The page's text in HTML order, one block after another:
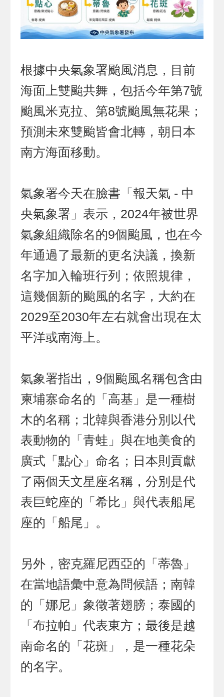
根據中央氣象署颱風消息，目前
海面上雙颱共舞，包括今年第7號
颱風米克拉、第8號颱風無花果；
預測未來雙颱皆會北轉，朝日本
南方海面移動。
氣象署今天在臉書「報天氣 - 中
央氣象署」表示，2024年被世界
氣象組織除名的9個颱風，也在今
年通過了最新的更名決議，換新
名字加入輪班行列；依照規律，
這幾個新的颱風的名字，大約在
2029至2030年左右就會出現在太
平洋或南海上。
氣象署指出，9個颱風名稱包含由
柬埔寨命名的「高基」是一種樹
木的名稱；北韓與香港分別以代
表動物的「青蛙」與在地美食的
廣式「點心」命名；日本則貢獻
了兩個天文星座名稱，分別是代
表巨蛇座的「希比」與代表船尾
座的「船尾」。
另外，密克羅尼西亞的「蒂魯」
在當地語彙中意為問候語；南韓
的「娜尼」象徵著翅膀；泰國的
「布拉帕」代表東方；最後是越
南命名的「花斑」，是一種花朵
的名字。